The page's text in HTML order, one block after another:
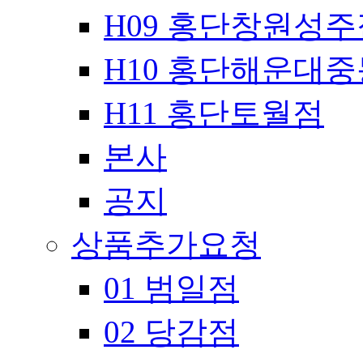
H09 홍단창원성
H10 홍단해운대
H11 홍단토월점
본사
공지
상품추가요청
01 범일점
02 당감점